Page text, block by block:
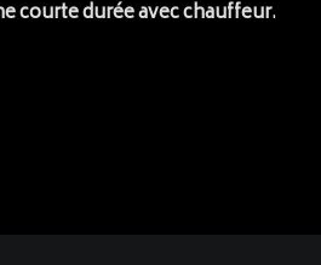
courte durée avec chauffeur.